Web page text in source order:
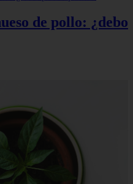
de pollo: ¿debo